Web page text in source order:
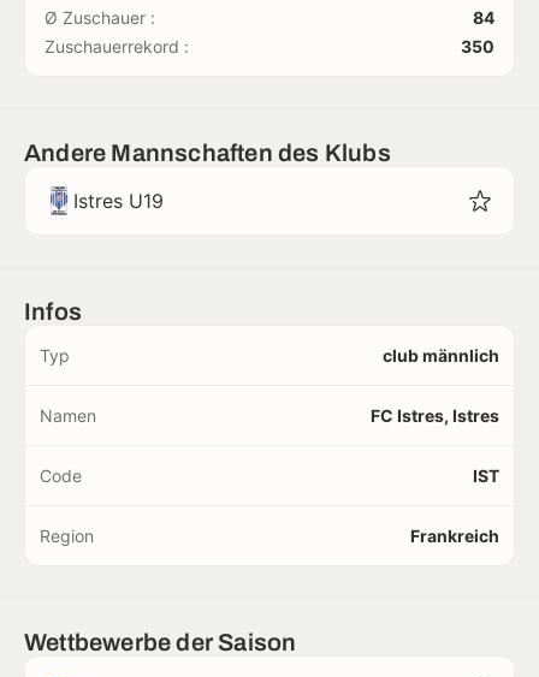
Ø Zuschauer :
84
Zuschauerrekord :
350
Andere Mannschaften des Klubs
Istres U19
Infos
Typ club männlich
Namen FC Istres, Istres
Code IST
Region Frankreich
Wettbewerbe der Saison